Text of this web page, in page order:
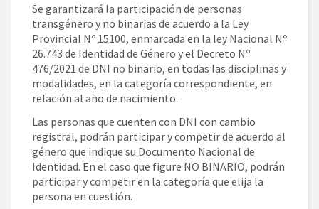
Se garantizará la participación de personas
transgénero y no binarias de acuerdo a la Ley
Provincial Nº 15100, enmarcada en la ley Nacional Nº
26.743 de Identidad de Género y el Decreto Nº
476/2021 de DNI no binario, en todas las disciplinas y
modalidades, en la categoría correspondiente, en
relación al año de nacimiento.
Las personas que cuenten con DNI con cambio
registral, podrán participar y competir de acuerdo al
género que indique su Documento Nacional de
Identidad. En el caso que figure NO BINARIO, podrán
participar y competir en la categoría que elija la
persona en cuestión.